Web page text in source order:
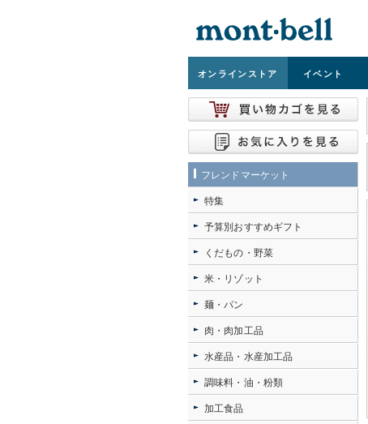
オンラインストア イベント
フレンドマーケット
特集
予算別おすすめギフト
くだもの・野菜
米・リゾット
麺・パン
肉・肉加工品
水産品・水産加工品
調味料・油・粉類
加工食品